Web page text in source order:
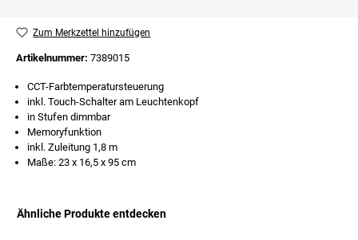
Zum Merkzettel hinzufügen
Artikelnummer: 7389015
CCT-Farbtemperatursteuerung
inkl. Touch-Schalter am Leuchtenkopf
in Stufen dimmbar
Memoryfunktion
inkl. Zuleitung 1,8 m
Maße: 23 x 16,5 x 95 cm
Ähnliche Produkte entdecken